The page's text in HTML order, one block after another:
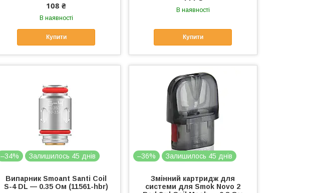
108 ₴
В наявності
Купити
В наявності
Купити
–34% Залишилось 45 днів
Випарник Smoant Santi Coil
S-4 DL — 0.35 Ом (11561-hbr)
–36% Залишилось 45 днів
Змінний картридж для
системи для Smok Novo 2